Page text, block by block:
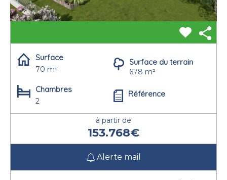
Surface
70 m²
Surface du terrain
678 m²
Chambres
2
Référence
à partir de
153.768€
Alerte mail